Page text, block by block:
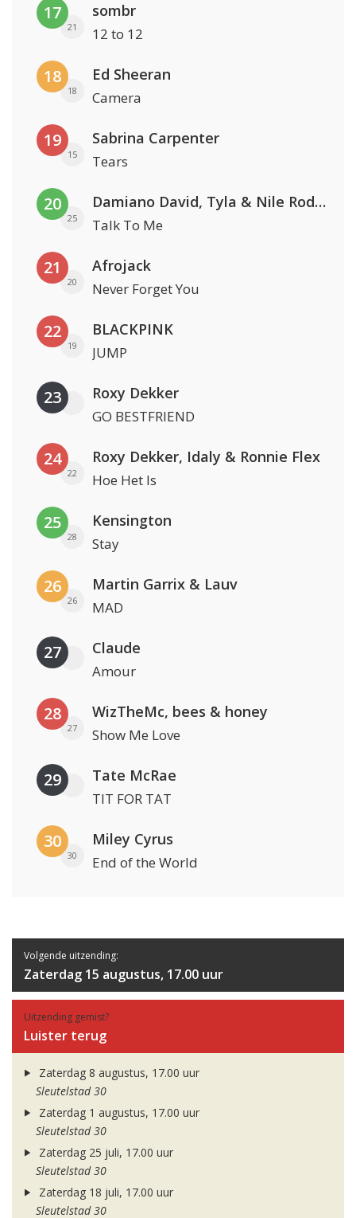
17
21
sombr
12 to 12
18
18
Ed Sheeran
Camera
19
15
Sabrina Carpenter
Tears
20
25
Damiano David, Tyla & Nile Rodgers
Talk To Me
21
20
Afrojack
Never Forget You
22
19
BLACKPINK
JUMP
23 Roxy Dekker
GO BESTFRIEND
24
22
Roxy Dekker, Idaly & Ronnie Flex
Hoe Het Is
25
28
Kensington
Stay
26
26
Martin Garrix & Lauv
MAD
27 Claude
Amour
28
27
WizTheMc, bees & honey
Show Me Love
29 Tate McRae
TIT FOR TAT
30
30
Miley Cyrus
End of the World
Volgende uitzending:
Zaterdag 15 augustus, 17.00 uur
Uitzending gemist?
Luister terug
Zaterdag 8 augustus, 17.00 uur
Sleutelstad 30
Zaterdag 1 augustus, 17.00 uur
Sleutelstad 30
Zaterdag 25 juli, 17.00 uur
Sleutelstad 30
Zaterdag 18 juli, 17.00 uur
Sleutelstad 30